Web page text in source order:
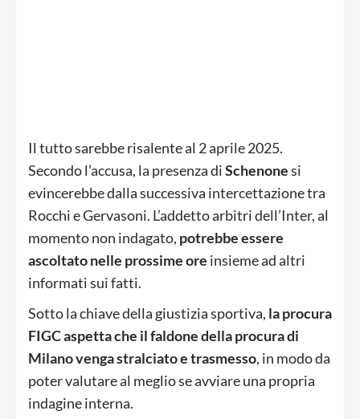
Il tutto sarebbe risalente al 2 aprile 2025.
Secondo l’accusa, la presenza diSchenonesi
evincerebbe dalla successiva intercettazione tra
Rocchi e Gervasoni. L’addetto arbitri dell’Inter, al
momento non indagato, potrebbe essere
ascoltato nelle prossime ore insieme ad altri
informati sui fatti.
Sotto la chiave della giustizia sportiva, la procura
FIGC aspetta che il faldone della procura di
Milano venga stralciato e trasmesso, in modo da
poter valutare al meglio se avviare una propria
indagine interna.